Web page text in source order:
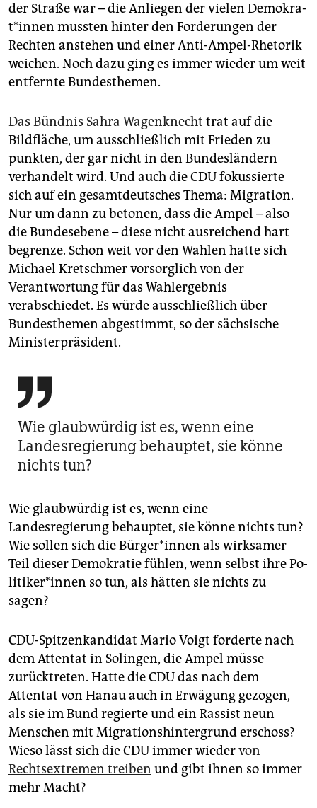
der Straße war – die Anliegen der vielen De­mo­kra­
t*in­nen mussten hinter den Forderungen der
Rechten anstehen und einer Anti-Ampel-Rhetorik
weichen. Noch dazu ging es immer wieder um weit
entfernte Bundesthemen.
Das Bündnis Sahra Wagenknecht trat auf die
Bildfläche, um ausschließlich mit Frieden zu
punkten, der gar nicht in den Bundesländern
verhandelt wird. Und auch die CDU fokussierte
sich auf ein gesamtdeutsches Thema: Migration.
Nur um dann zu betonen, dass die Ampel – also
die Bundesebene – diese nicht ausreichend hart
begrenze. Schon weit vor den Wahlen hatte sich
Michael Kretschmer vorsorglich von der
Verantwortung für das Wahlergebnis
verabschiedet. Es würde ausschließlich über
Bundesthemen abgestimmt, so der sächsische
Ministerpräsident.

Wie glaubwürdig ist es, wenn eine
Landesregierung behauptet, sie könne
nichts tun?
Wie glaubwürdig ist es, wenn eine
Landesregierung behauptet, sie könne nichts tun?
Wie sollen sich die Bür­ge­r*in­nen als wirksamer
Teil dieser Demokratie fühlen, wenn selbst ihre Po­
li­ti­ke­r*in­nen so tun, als hätten sie nichts zu
sagen?
CDU-Spitzenkandidat Mario Voigt forderte nach
dem Attentat in Solingen, die Ampel müsse
zurücktreten. Hatte die CDU das nach dem
Attentat von Hanau auch in Erwägung gezogen,
als sie im Bund regierte und ein Rassist neun
Menschen mit Migrationshintergrund erschoss?
Wieso lässt sich die CDU immer wiedervon
Rechtsextremen treiben und gibt ihnen so immer
mehr Macht?